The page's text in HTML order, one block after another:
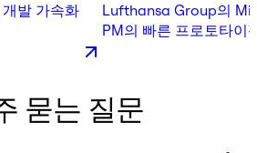
발 가속화
Lufthansa Group의
PM의 빠른 프로토타이
묻는 질문